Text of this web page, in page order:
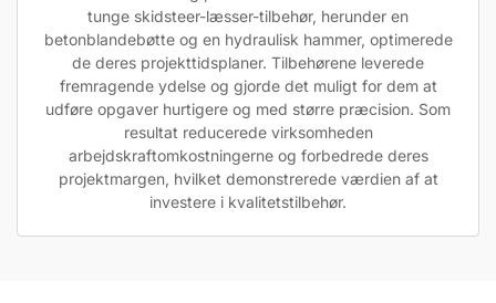
tunge skidsteer-læsser-tilbehør, herunder en
betonblandebøtte og en hydraulisk hammer, optimerede
de deres projekttidsplaner. Tilbehørene leverede
fremragende ydelse og gjorde det muligt for dem at
udføre opgaver hurtigere og med større præcision. Som
resultat reducerede virksomheden
arbejdskraftomkostningerne og forbedrede deres
projektmargen, hvilket demonstrerede værdien af at
investere i kvalitetstilbehør.